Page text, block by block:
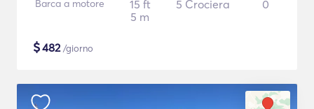
Barca a motore
15 ft
5 m
5 Crociera 0
$482/giorno